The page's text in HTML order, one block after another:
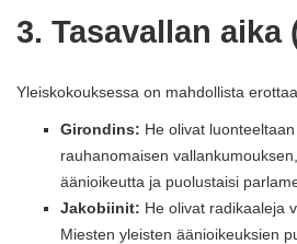
3. Tasavallan aika
Yleiskokouksessa on mahdollista
Girondins: He olivat
rauhanomaisen
äänioikeutta ja puolustaisi
Jakobiinit: He olivat radikaaleja
Miesten yleisten äänioikeuksien